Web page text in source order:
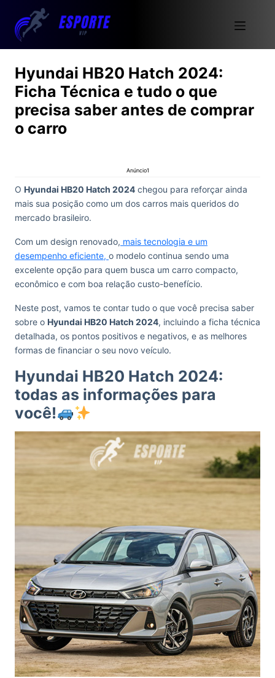
Hyundai HB20 Hatch 2024:
Ficha Técnica e tudo o que
precisa saber antes de comprar
o carro
Anúncio1
O Hyundai HB20 Hatch 2024 chegou para reforçar ainda
mais sua posição como um dos carros mais queridos do
mercado brasileiro.
Com um design renovado, mais tecnologia e um
desempenho eficiente, o modelo continua sendo uma
excelente opção para quem busca um carro compacto,
econômico e com boa relação custo-benefício.
Neste post, vamos te contar tudo o que você precisa saber
sobre o Hyundai HB20 Hatch 2024, incluindo a ficha técnica
detalhada, os pontos positivos e negativos, e as melhores
formas de financiar o seu novo veículo.
Hyundai HB20 Hatch 2024:
todas as informações para
você!